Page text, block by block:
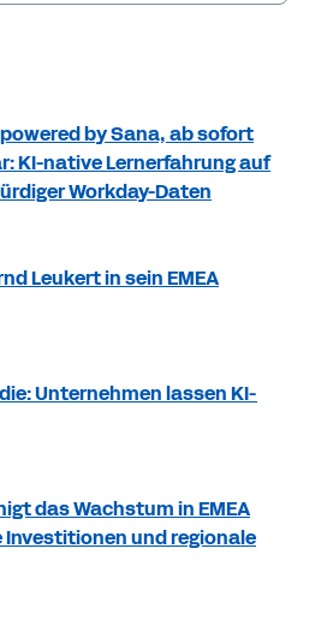
by Sana, ab sofort
KI-native Lernerfahrung auf
Workday-Daten
Leukert in sein EMEA
Unternehmen lassen KI-
das Wachstum in EMEA
und regionale